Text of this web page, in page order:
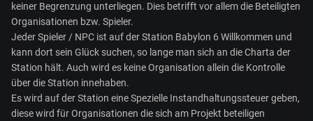
keiner Begrenzung unterliegen. Dies betrifft vor allem die Beteiligten
Organisationen bzw. Spieler.
Jeder Spieler / NPC ist auf der Station Babylon 6 Willkommen und
kann dort sein Glück suchen, so lange man sich an die Charta der
Station hält. Auch wird es keine Organisation allein die Kontrolle
über die Station innehaben.
Es wird auf der Station eine Spezielle Instandhaltungssteuer geben,
diese wird für Organisationen die sich am Projekt beteiligen